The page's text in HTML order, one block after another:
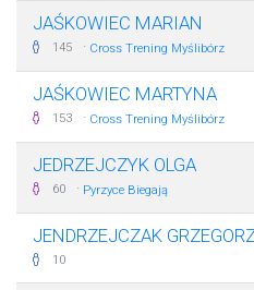
JAŚKOWIEC MARIAN
145 · Cross Trening Myślibórz
JAŚKOWIEC MARTYNA
153 · Cross Trening Myślibórz
JEDRZEJCZYK OLGA
60 · Pyrzyce Biegają
JENDRZEJCZAK
10